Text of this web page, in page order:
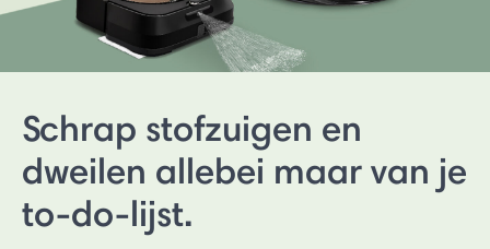
Schrap stofzuigen en
dweilen allebei maar van je
to-do-lijst.